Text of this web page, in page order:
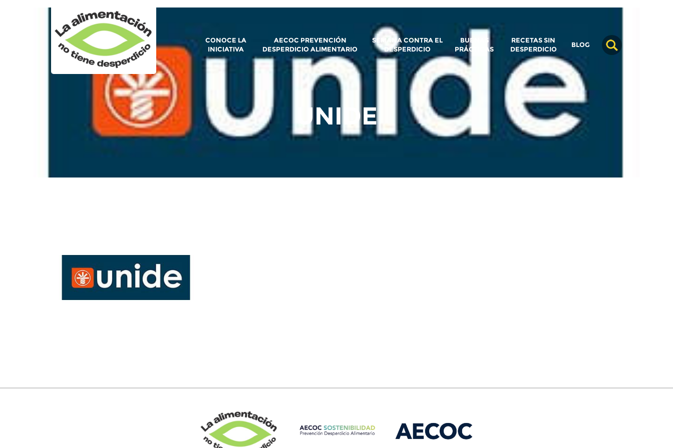
CONOCE LA
INICIATIVA
AECOC PREVENCIÓN
DESPERDICIO ALIMENTARIO
SEMANA CONTRA EL
DESPERDICIO
BUENAS
PRÁCTICAS
RECETAS SIN
DESPERDICIO
BLOG
UNIDE